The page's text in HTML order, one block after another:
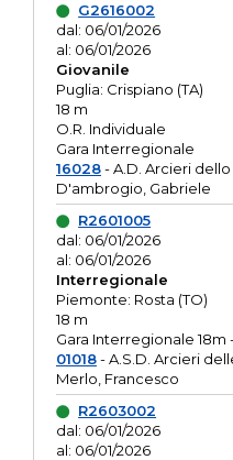
G2616002
dal: 06/01/2026
al: 06/01/2026
Giovanile
Puglia: Crispiano (TA)
18 m
O.R. Individuale
Gara Interregionale
16028- A.D. Arcieri
D'ambrogio, Gabriele
R2601005
dal: 06/01/2026
al: 06/01/2026
Interregionale
Piemonte: Rosta (TO)
18 m
Gara Interregionale
01018- A.S.D. Arcieri
Merlo, Francesco
R2603002
dal: 06/01/2026
al: 06/01/2026